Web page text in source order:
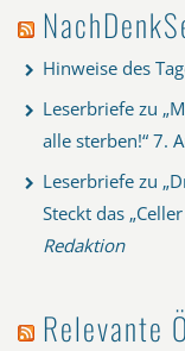
Hinweise des
Leserbriefe zu
alle sterben!“ 7.
Leserbriefe zu
Steckt das
Redaktion
Relevante